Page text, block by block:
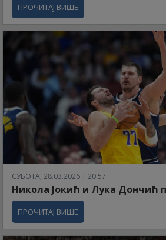
ПРОЧИТАЈ ВИШЕ
СУБОТА, 28.03.2026 | 20:57
Никола Јокић и Лука Дончић
ПРОЧИТАЈ ВИШЕ